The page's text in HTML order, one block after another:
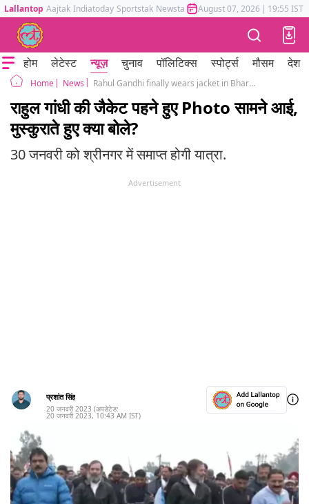
Lallantop Aajtak Indiatoday Sportstak Newstak Mumbai Tak Astrotak
August 07, 2026 | 19:55 IST
होम लेटेस्ट न्यूज़ चुनाव पॉलिटिक्स स्पोर्ट्स मौसम देश
Home News Rahul Gandhi finally wears jacket in Bharat Jodo Yatra, yatra continues in last leg
राहुल गांधी की जैकेट पहने हुए Photo सामने आई,
मुस्कुराते हुए क्या बोले?
30 जनवरी को श्रीनगर में समाप्त होगी यात्रा.
Advertisement
प्रशांत सिंह
20 जनवरी 2023 (अपडेटेड:
20 जनवरी 2023, 10:43 AM IST)